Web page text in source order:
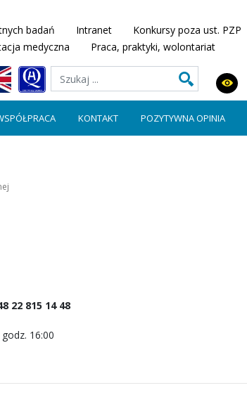
badań Intranet
Konkursy poza ust. PZP
medyczna Praca, praktyki, wolontariat
KONTAKT POZYTYWNA OPINIA
22 815 14 48
16:00